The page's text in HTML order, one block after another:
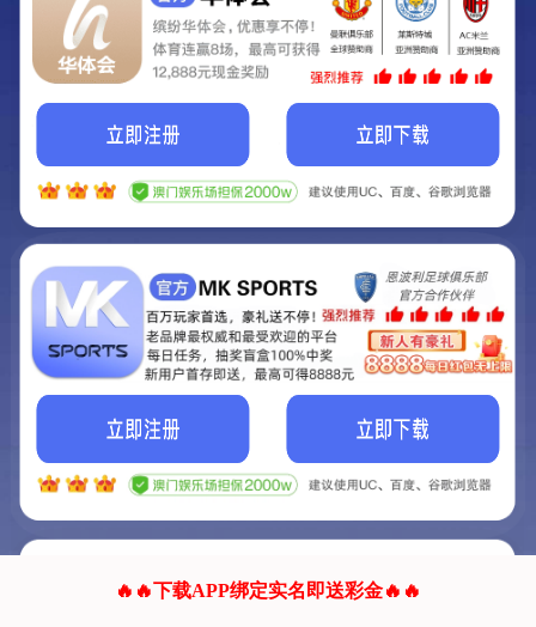
Hey Guys!
我们即将上线啦...
我们的网站正在建设.
它将是非常棒的网站.
联系我们!